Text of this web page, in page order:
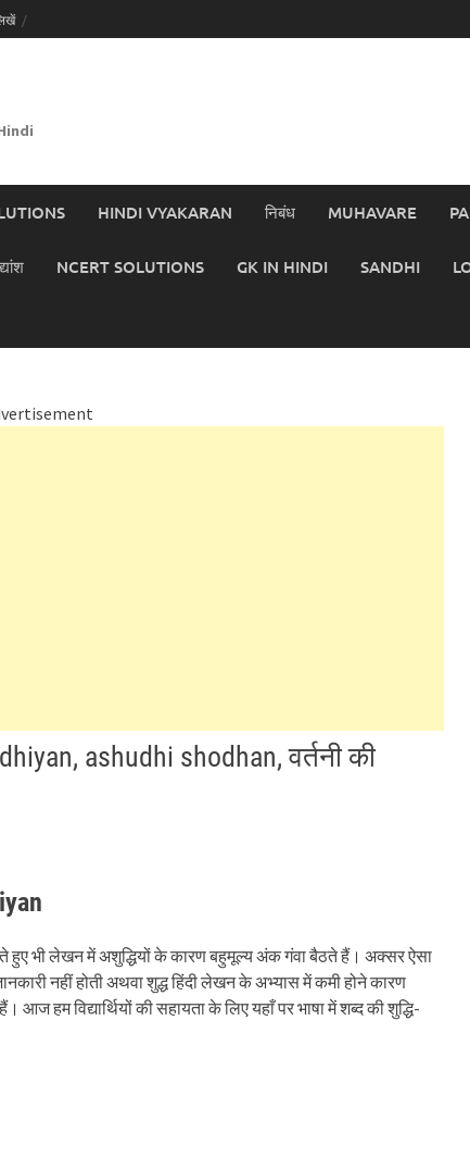
HINDI VYAKARAN निबंध MUHAVARE
NCERT SOLUTIONS GK IN HINDI SANDHI
ashudhi shodhan, वर्तनी की
हुए भी लेखन में अशुद्धियों के कारण बहुमूल्य अंक गंवा बैठते हैं। अक्सर ऐसा
नहीं होती अथवा शुद्ध हिंदी लेखन के अभ्यास में कमी होने कारण
आज हम विद्यार्थियों की सहायता के लिए यहाँ पर भाषा में शब्द की शुद्धि-